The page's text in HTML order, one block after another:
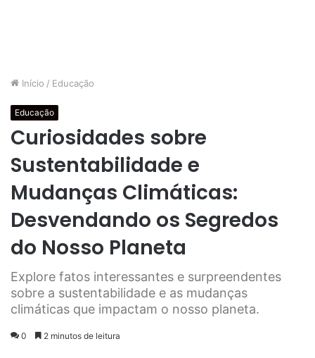
Início / Educação
Educação
Curiosidades sobre
Sustentabilidade e
Mudanças Climáticas:
Desvendando os Segredos
do Nosso Planeta
Explore fatos interessantes e surpreendentes
sobre a sustentabilidade e as mudanças
climáticas que impactam o nosso planeta.
0 2 minutos de leitura